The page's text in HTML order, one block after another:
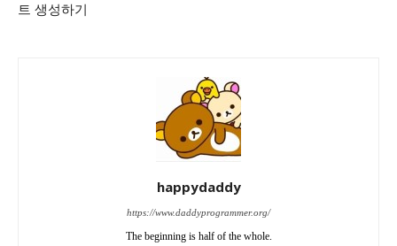
트 생성하기
happydaddy
https://www.daddyprogrammer.org/
The beginning is half of the whole.